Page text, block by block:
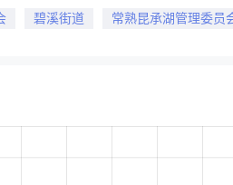
碧溪街道 常熟昆承湖管理委员